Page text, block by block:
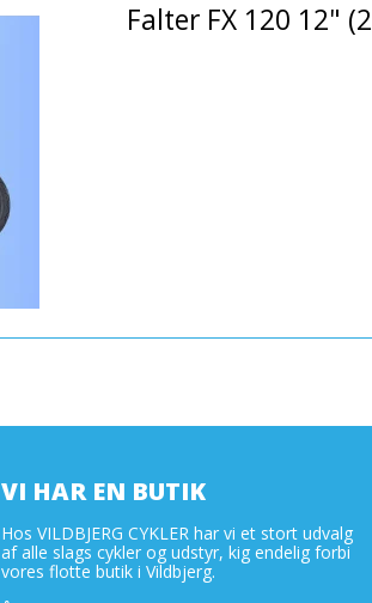
Falter FX 120 12"
VI HAR EN BUTIK
Hos VILDBJERG CYKLER har vi et stort udvalg
af alle slags cykler og udstyr, kig endelig forbi
vores flotte butik i Vildbjerg.